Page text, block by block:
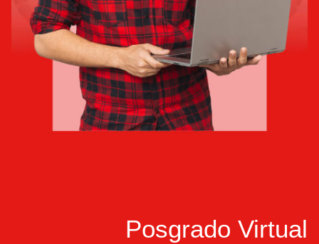
Posgrado Virtual